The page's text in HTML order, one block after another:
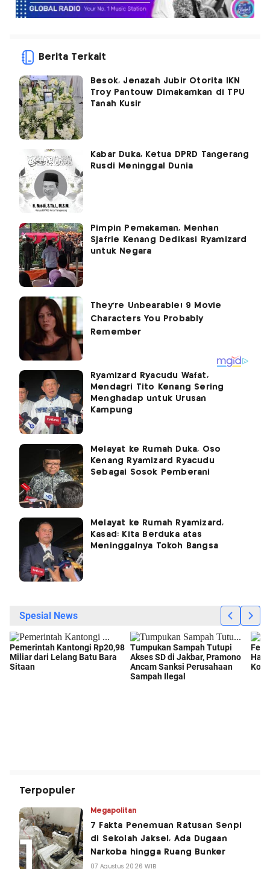
Berita Terkait
Besok, Jenazah Jubir Otorita IKN
Troy Pantouw Dimakamkan di TPU
Tanah Kusir
Kabar Duka, Ketua DPRD Tangerang
Rusdi Meninggal Dunia
Pimpin Pemakaman, Menhan
Sjafrie Kenang Dedikasi Ryamizard
untuk Negara
Ryamizard Ryacudu Wafat,
Mendagri Tito Kenang Sering
Menghadap untuk Urusan
Kampung
Melayat ke Rumah Duka, Oso
Kenang Ryamizard Ryacudu
Sebagai Sosok Pemberani
Melayat ke Rumah Ryamizard,
Kasad: Kita Berduka atas
Meninggalnya Tokoh Bangsa
Terpopuler
Megapolitan
7 Fakta Penemuan Ratusan Senpi
di Sekolah Jaksel, Ada Dugaan
Narkoba hingga Ruang Bunker
07 Agustus 2026 WIB